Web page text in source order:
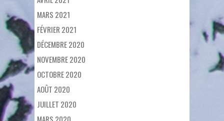
MARS 2021
FÉVRIER 2021
DÉCEMBRE 2020
NOVEMBRE 2020
OCTOBRE 2020
AOÛT 2020
JUILLET 2020
MARS 2020